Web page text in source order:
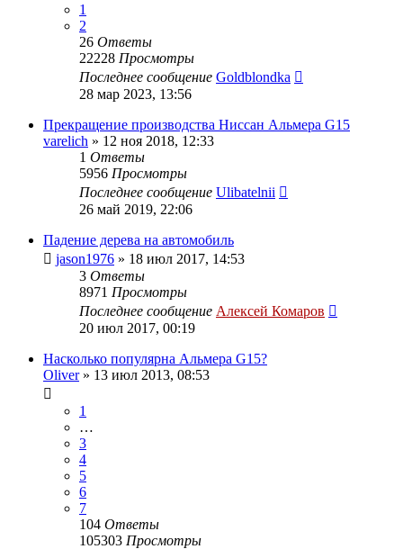
1
2
26 Ответы
22228 Просмотры
Последнее сообщение Goldblondka
28 мар 2023, 13:56
Прекращение производства Ниссан Альмера G15
varelich » 12 ноя 2018, 12:33
1 Ответы
5956 Просмотры
Последнее сообщение Ulibatelnii
26 май 2019, 22:06
Падение дерева на автомобиль
jason1976 » 18 июл 2017, 14:53
3 Ответы
8971 Просмотры
Последнее сообщение Алексей Комаров
20 июл 2017, 00:19
Насколько популярна Альмера G15?
Oliver» 13 июл 2013, 08:53
1
…
3
4
5
6
7
104 Ответы
105303 Просмотры